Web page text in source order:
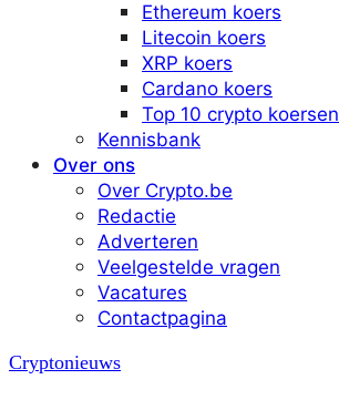
Ethereum koers
Litecoin koers
XRP koers
Cardano koers
Top 10 crypto koersen
Kennisbank
Over ons
Over Crypto.be
Redactie
Adverteren
Veelgestelde vragen
Vacatures
Contactpagina
Cryptonieuws